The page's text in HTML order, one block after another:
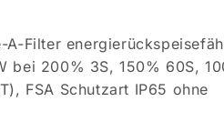
A-Filter
bei 200% 3S, 150% 60S,
FSA Schutzart IP65 ohne